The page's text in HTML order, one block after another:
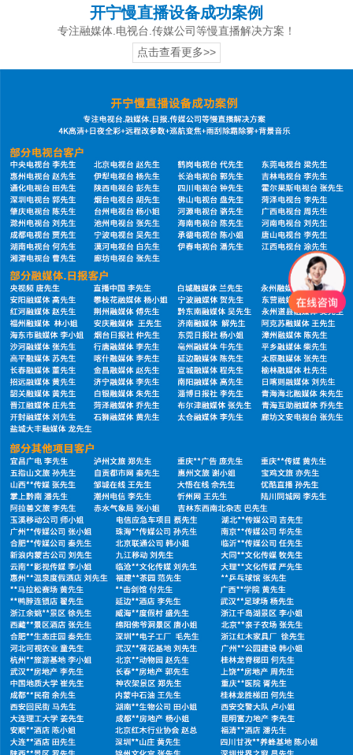
开宁慢直播设备成功案例
专注融媒体.电视台.传媒公司等慢直播解决方案！
点击查看更多>>